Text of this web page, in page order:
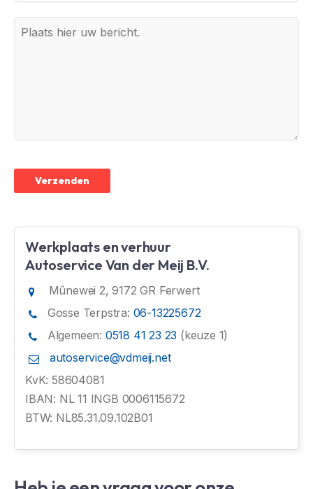
Verzenden
Werkplaats en verhuur
Autoservice Van der Meij B.V.
Mûnewei 2, 9172 GR Ferwert
Gosse Terpstra: 06-13225672
Algemeen: 0518 41 23 23 (keuze 1)
autoservice@vdmeij.net
KvK: 58604081
IBAN: NL 11 INGB 0006115672
BTW: NL85.31.09.102B01